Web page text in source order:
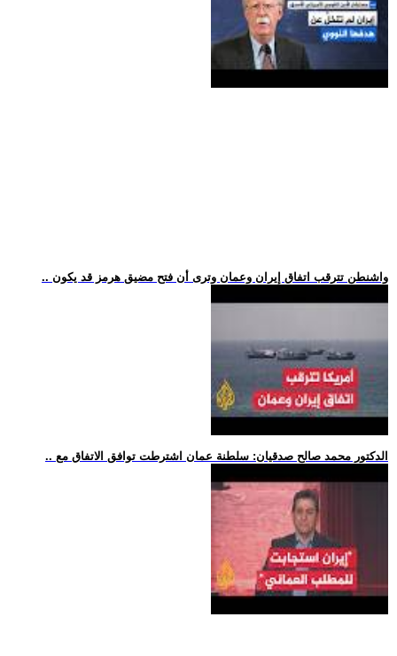
.. واشنطن تترقب اتفاق إيران وعمان وترى أن فتح مضيق هرمز قد يكون
.. الدكتور محمد صالح صدقيان: سلطنة عمان اشترطت توافق الاتفاق مع